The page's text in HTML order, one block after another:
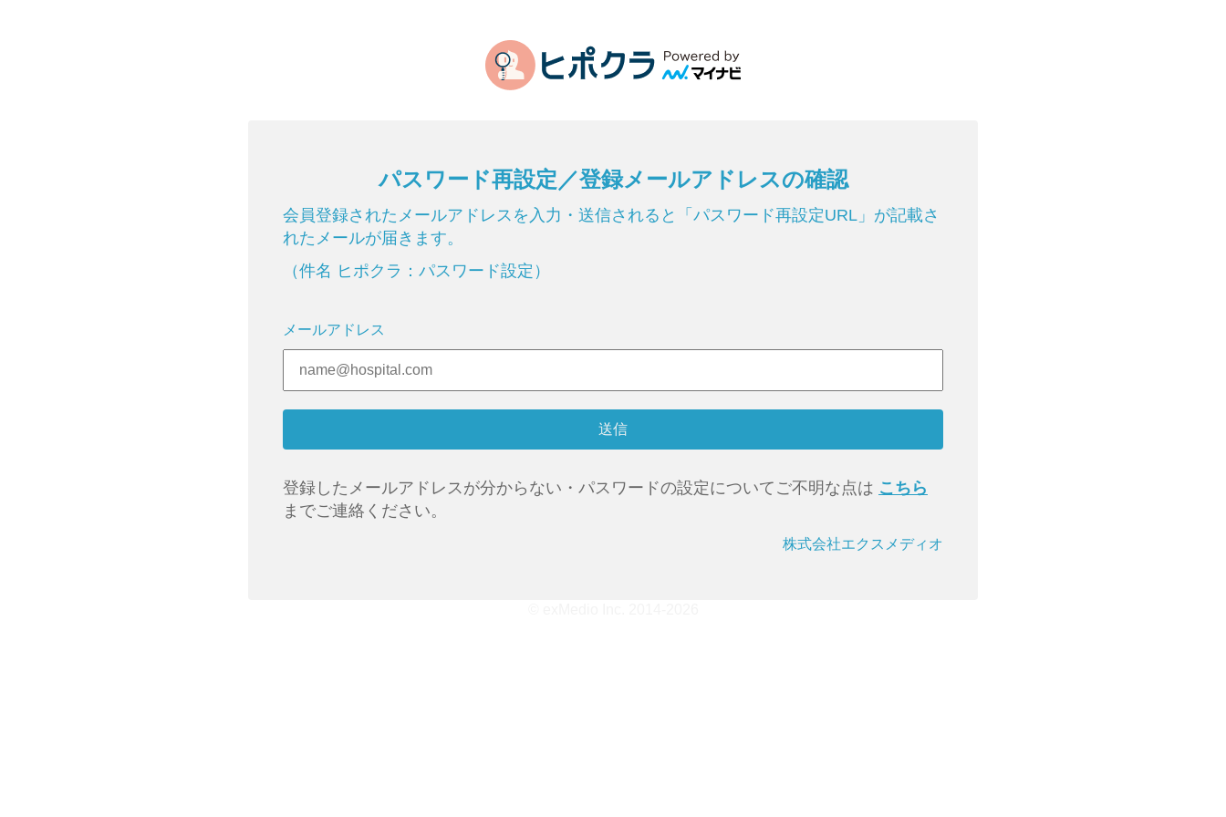
パスワード再設定／登録メールアドレスの確認
会員登録されたメールアドレスを入力・送信されると「パスワード再設定URL」が記載さ
れたメールが届きます。
（件名 ヒポクラ：パスワード設定）
メールアドレス
登録したメールアドレスが分からない・パスワードの設定についてご不明な点は こちら
までご連絡ください。
株式会社エクスメディオ